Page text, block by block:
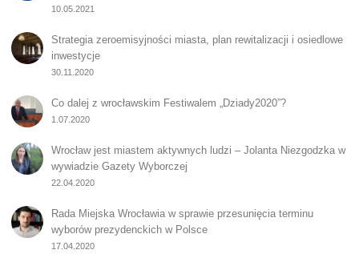
10.05.2021
Strategia zeroemisyjności miasta, plan rewitalizacji i osiedlowe
inwestycje
30.11.2020
Co dalej z wrocławskim Festiwalem „Dziady2020”?
1.07.2020
Wrocław jest miastem aktywnych ludzi – Jolanta Niezgodzka w
wywiadzie Gazety Wyborczej
22.04.2020
Rada Miejska Wrocławia w sprawie przesunięcia terminu
wyborów prezydenckich w Polsce
17.04.2020